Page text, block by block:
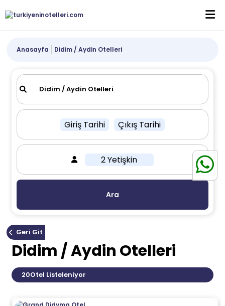
Anasayfa Didim / Aydin Otelleri
Giriş Tarihi Çıkış Tarihi
2 Yetişkin
Ara
Geri Git
Didim / Aydin Otelleri
20Otel Listeleniyor